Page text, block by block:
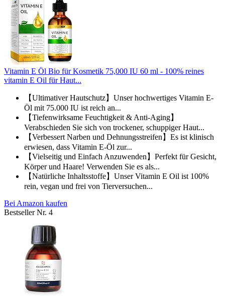
Vitamin E Öl Bio für Kosmetik 75,000 IU 60 ml - 100% reines
vitamin E Oil für Haut...
【Ultimativer Hautschutz】Unser hochwertiges Vitamin E-
Öl mit 75.000 IU ist reich an...
【Tiefenwirksame Feuchtigkeit & Anti-Aging】
Verabschieden Sie sich von trockener, schuppiger Haut...
【Verbessert Narben und Dehnungsstreifen】Es ist klinisch
erwiesen, dass Vitamin E-Öl zur...
【Vielseitig und Einfach Anzuwenden】Perfekt für Gesicht,
Körper und Haare! Verwenden Sie es als...
【Natürliche Inhaltsstoffe】Unser Vitamin E Oil ist 100%
rein, vegan und frei von Tierversuchen...
Bei Amazon kaufen
Bestseller Nr. 4